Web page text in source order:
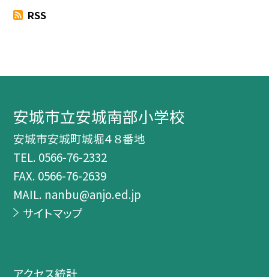
RSS
安城市立安城南部小学校
安城市安城町城堀４８番地
TEL. 0566-76-2332
FAX. 0566-76-2639
MAIL. nanbu@anjo.ed.jp
サイトマップ
アクセス統計